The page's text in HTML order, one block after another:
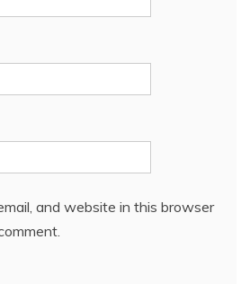
and website in this browser